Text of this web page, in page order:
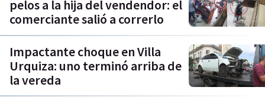
pelos a la hija del vendendor: el
comerciante salió a correrlo
Impactante choque en Villa
Urquiza: uno terminó arriba de
la vereda